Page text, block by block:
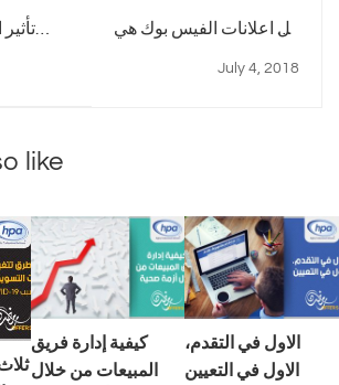
هل اعلانات الفيس بوك هي
July 4, 2018
like
كيفية إدارة فريق
المبيعات من خلال
الاول في التقدم،
الاول في التعيين